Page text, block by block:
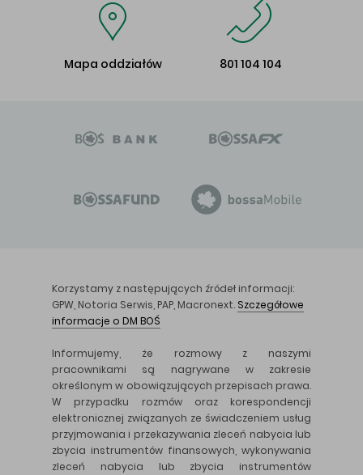
Mapa oddziałów 801 104 104
Korzystamy z następujących źródeł informacji:
GPW, Notoria Serwis, PAP, Macronext. Szczegółowe
informacje o DM BOŚ
Informujemy, że rozmowy z naszymi
pracownikami są nagrywane w zakresie
określonym w obowiązujących przepisach prawa.
W przypadku rozmów oraz korespondencji
elektronicznej związanych ze świadczeniem usług
przyjmowania i przekazywania zleceń nabycia lub
zbycia instrumentów finansowych, wykonywania
zleceń nabycia lub zbycia instrumentów